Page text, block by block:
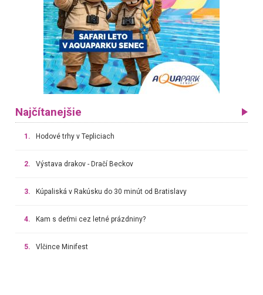
Najčítanejšie
1. Hodové trhy v Tepliciach
2. Výstava drakov - Dračí Beckov
3. Kúpaliská v Rakúsku do 30 minút od Bratislavy
4. Kam s deťmi cez letné prázdniny?
5. Vlčince Minifest